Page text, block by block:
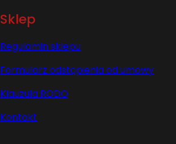
Sklep
Regulamin sklepu
Formularz odstąpienia od umowy
Klauzula RODO
Kontakt